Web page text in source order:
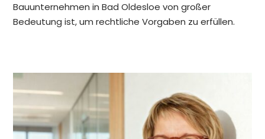
Bauunternehmen in Bad Oldesloe von großer
Bedeutung ist, um rechtliche Vorgaben zu erfüllen.